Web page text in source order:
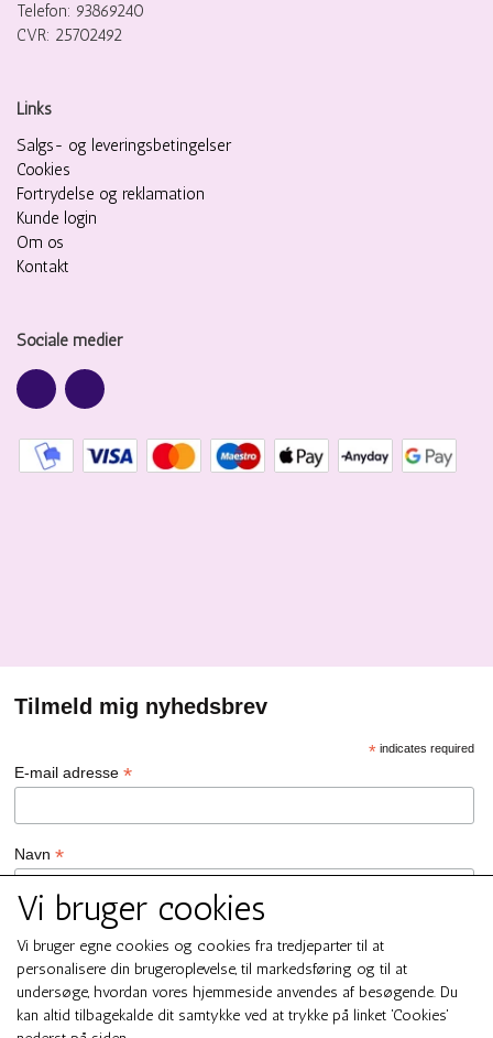
Telefon: 93869240
CVR: 25702492
Links
Salgs- og leveringsbetingelser
Cookies
Fortrydelse og reklamation
Kunde login
Om os
Kontakt
Sociale medier
Vi bruger cookies
Vi bruger egne cookies og cookies fra tredjeparter til at
personalisere din brugeroplevelse, til markedsføring og til at
undersøge, hvordan vores hjemmeside anvendes af besøgende. Du
kan altid tilbagekalde dit samtykke ved at trykke på linket 'Cookies'
Tilmeld mig nyhedsbrev
*indicates required
E-mail adresse*
Navn*
GDPR Persondata/Privatlivspolitik
Ja tak, jeg vil gerne tilmeldes nyhedsbrevet hos SMUK by GREN
Du kan til enhver tid afmelde dig ved at klikke på linket i
bundfoden af ​​vores e-mails. For information om vores